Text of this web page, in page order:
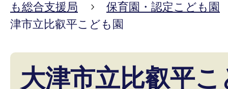
も総合支援局
保育園・認定こども園
津市立比叡平こども園
大津市立比叡平